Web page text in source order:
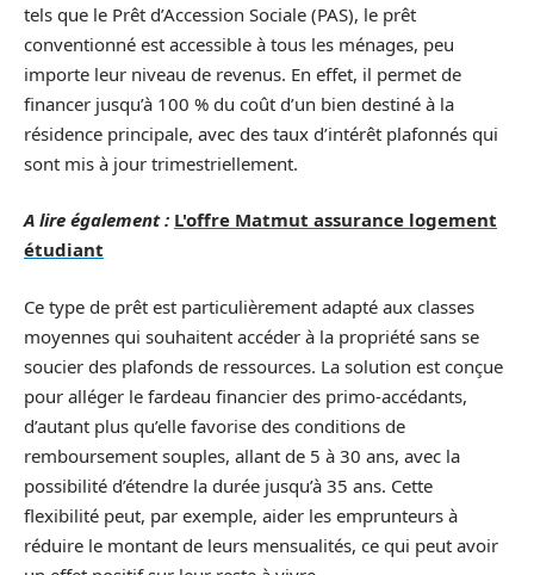
tels que le Prêt d’Accession Sociale (PAS), le prêt
conventionné est accessible à tous les ménages, peu
importe leur niveau de revenus. En effet, il permet de
financer jusqu’à 100 % du coût d’un bien destiné à la
résidence principale, avec des taux d’intérêt plafonnés qui
sont mis à jour trimestriellement.
A lire également : L'offre Matmut assurance logement
étudiant
Ce type de prêt est particulièrement adapté aux classes
moyennes qui souhaitent accéder à la propriété sans se
soucier des plafonds de ressources. La solution est conçue
pour alléger le fardeau financier des primo-accédants,
d’autant plus qu’elle favorise des conditions de
remboursement souples, allant de 5 à 30 ans, avec la
possibilité d’étendre la durée jusqu’à 35 ans. Cette
flexibilité peut, par exemple, aider les emprunteurs à
réduire le montant de leurs mensualités, ce qui peut avoir